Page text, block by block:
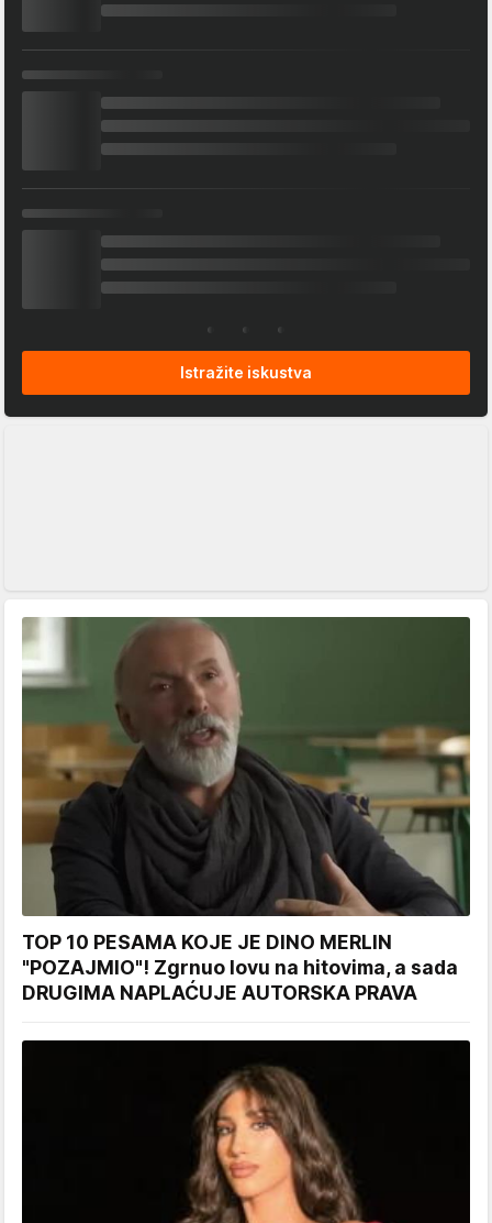
Istražite iskustva
TOP 10 PESAMA KOJE JE DINO MERLIN
"POZAJMIO"! Zgrnuo lovu na hitovima, a sada
DRUGIMA NAPLAĆUJE AUTORSKA PRAVA